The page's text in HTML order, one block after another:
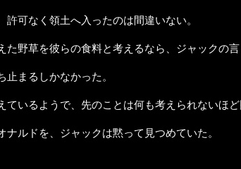
許可なく領土へ入ったのは間違いない。
た野草を彼らの食料と考えるなら、ジャックの言
止まるしかなかった。
ているようで、先のことは何も考えられないほど
ナルドを、ジャックは黙って見つめていた。